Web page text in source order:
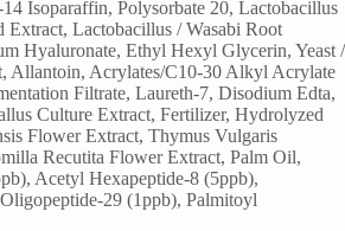
Isoparaffin, Polysorbate 20, Lactobacillus
Extract, Lactobacillus / Wasabi Root
Hyaluronate, Ethyl Hexyl Glycerin, Yeast /
Allantoin, Acrylates/C10-30 Alkyl Acrylate
Filtrate, Laureth-7, Disodium Edta,
Culture Extract, Fertilizer, Hydrolyzed
Flower Extract, Thymus Vulgaris
Recutita Flower Extract, Palm Oil,
Acetyl Hexapeptide-8 (5ppb),
29 (1ppb), Palmitoyl